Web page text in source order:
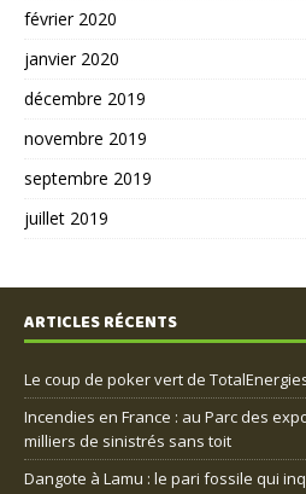
février 2020
janvier 2020
décembre 2019
novembre 2019
septembre 2019
juillet 2019
ARTICLES RÉCENTS
Le coup de poker vert de
Incendies en France : au Parc des
milliers de sinistrés sans toit
Dangote à Lamu : le pari fossile qui